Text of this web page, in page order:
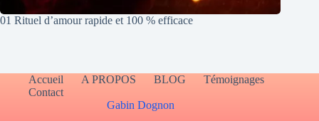
01 Rituel d’amour rapide et 100 % efficace
Accueil A PROPOS BLOG
Témoignages
Contact
Gabin Dognon